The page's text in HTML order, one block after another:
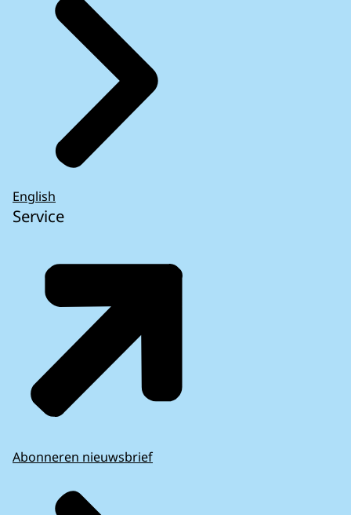
English
Service
Abonneren nieuwsbrief